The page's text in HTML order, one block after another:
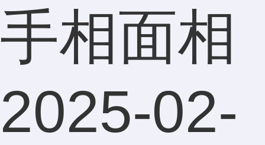
手相面相
2025-02-